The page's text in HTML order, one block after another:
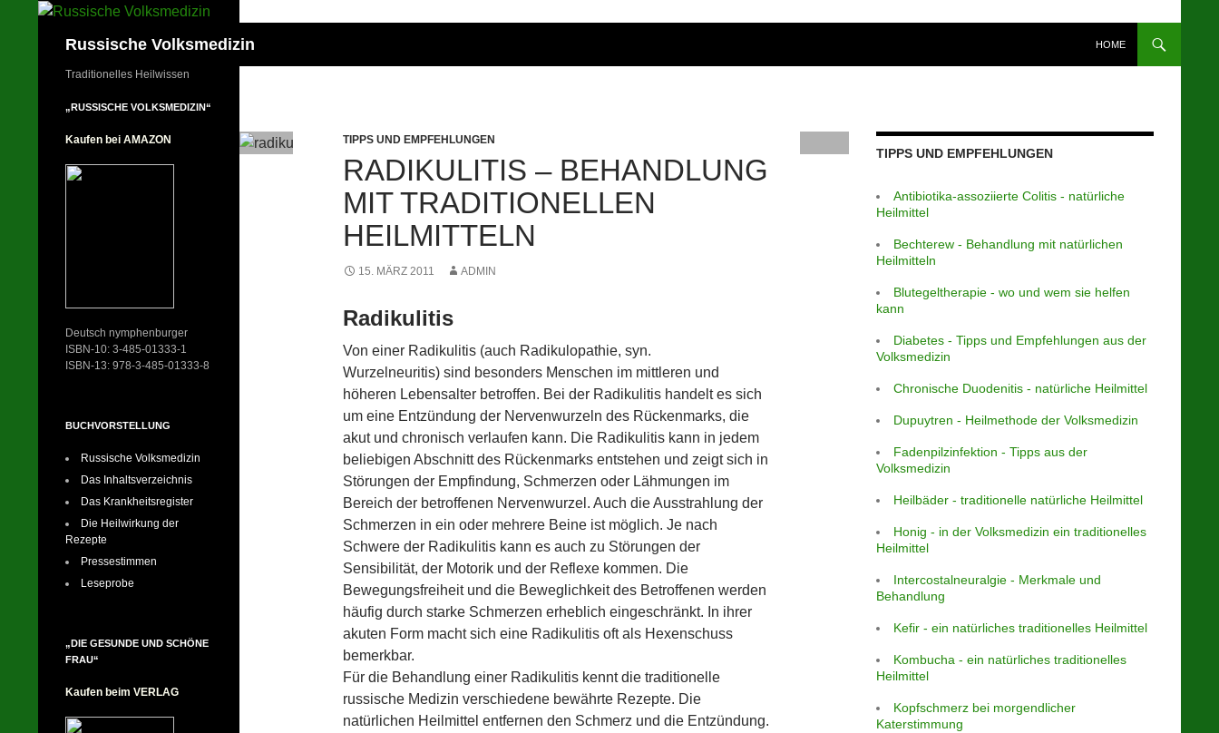
Russische Volksmedizin HOME
TIPPS UND EMPFEHLUNGEN
RADIKULITIS – BEHANDLUNG
MIT TRADITIONELLEN
HEILMITTELN
15. MÄRZ 2011 ADMIN
Radikulitis
Von einer Radikulitis (auch Radikulopathie, syn.
Wurzelneuritis) sind besonders Menschen im mittleren und
höheren Lebensalter betroffen. Bei der Radikulitis handelt es sich
um eine Entzündung der Nervenwurzeln des Rückenmarks, die
akut und chronisch verlaufen kann. Die Radikulitis kann in jedem
beliebigen Abschnitt des Rückenmarks entstehen und zeigt sich in
Störungen der Empfindung, Schmerzen oder Lähmungen im
Bereich der betroffenen Nervenwurzel. Auch die Ausstrahlung der
Schmerzen in ein oder mehrere Beine ist möglich. Je nach
Schwere der Radikulitis kann es auch zu Störungen der
Sensibilität, der Motorik und der Reflexe kommen. Die
Bewegungsfreiheit und die Beweglichkeit des Betroffenen werden
häufig durch starke Schmerzen erheblich eingeschränkt. In ihrer
akuten Form macht sich eine Radikulitis oft als Hexenschuss
bemerkbar.
Für die Behandlung einer Radikulitis kennt die traditionelle
russische Medizin verschiedene bewährte Rezepte. Die
natürlichen Heilmittel entfernen den Schmerz und die Entzündung.
TIPPS UND EMPFEHLUNGEN
Antibiotika-assoziierte Colitis - natürliche
Heilmittel
Bechterew - Behandlung mit natürlichen
Heilmitteln
Blutegeltherapie - wo und wem sie helfen
kann
Diabetes - Tipps und Empfehlungen aus der
Volksmedizin
Chronische Duodenitis - natürliche Heilmittel
Dupuytren - Heilmethode der Volksmedizin
Fadenpilzinfektion - Tipps aus der
Volksmedizin
Heilbäder - traditionelle natürliche Heilmittel
Honig - in der Volksmedizin ein traditionelles
Heilmittel
Intercostalneuralgie - Merkmale und
Behandlung
Kefir - ein natürliches traditionelles Heilmittel
Kombucha - ein natürliches traditionelles
Heilmittel
Kopfschmerz bei morgendlicher
Katerstimmung
Traditionelles Heilwissen
„RUSSISCHE VOLKSMEDIZIN“
Kaufen bei AMAZON
Deutsch nymphenburger
ISBN-10: 3-485-01333-1
ISBN-13: 978-3-485-01333-8
BUCHVORSTELLUNG
Russische Volksmedizin
Das Inhaltsverzeichnis
Das Krankheitsregister
Die Heilwirkung der
Rezepte
Pressestimmen
Leseprobe
„DIE GESUNDE UND SCHÖNE
FRAU“
Kaufen beim VERLAG